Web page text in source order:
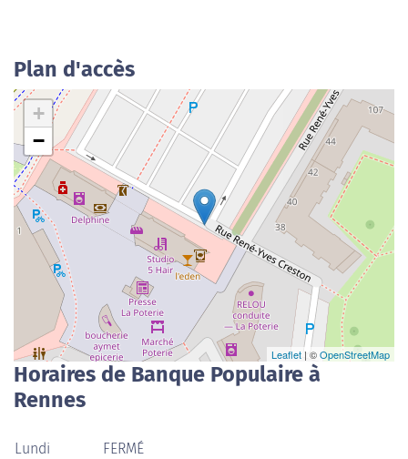
Plan d'accès
+
−
Leaflet | ©OpenStreetMap
Horaires de Banque Populaire à
Rennes
Lundi
FERMÉ